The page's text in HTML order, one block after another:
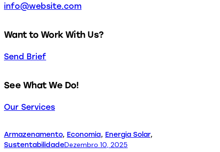
info@website.com
Want to Work With Us?
Send Brief
See What We Do!
Our Services
Armazenamento, Economia, Energia Solar,
SustentabilidadeDezembro 10, 2025